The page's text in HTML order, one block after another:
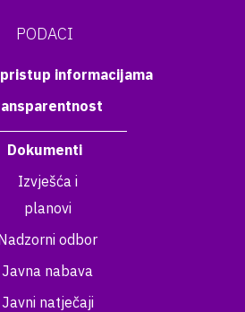
PODACI
informacijama
Dokumenti
Izvješća i
planovi
odbor
Javna nabava
Javni natječaji